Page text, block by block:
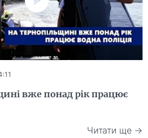
вже понад рік працює
Читати ще →